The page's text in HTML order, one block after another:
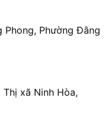
Phong, Phường Đằng
xã Ninh Hòa,